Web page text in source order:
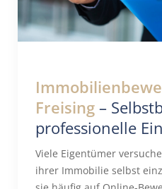
Freising –
professionelle
Viele Eigentümer
ihrer Immobilie selbst